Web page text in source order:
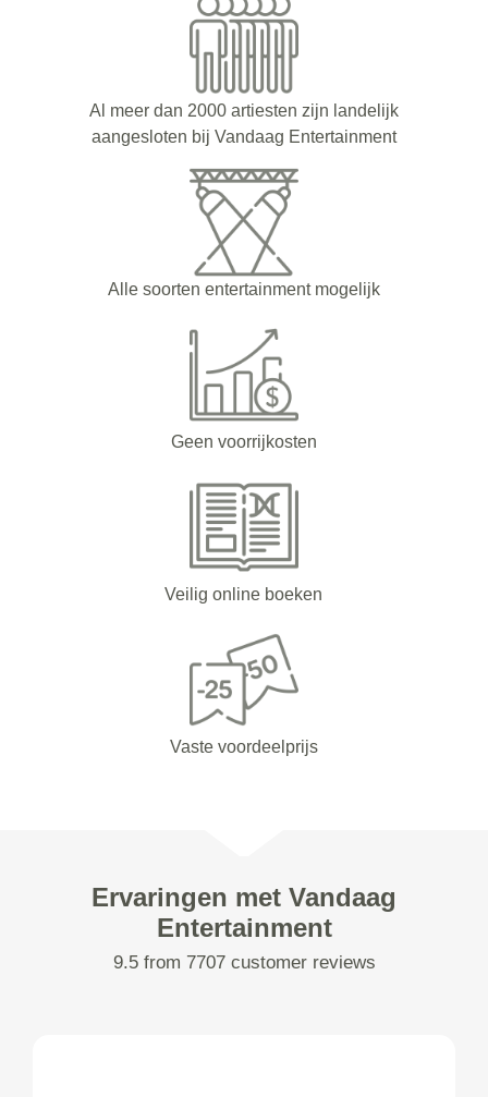
Al meer dan 2000 artiesten zijn landelijk
aangesloten bij Vandaag Entertainment
Alle soorten entertainment mogelijk
Geen voorrijkosten
Veilig online boeken
Vaste voordeelprijs
Ervaringen met Vandaag
Entertainment
9.5 from 7707 customer reviews